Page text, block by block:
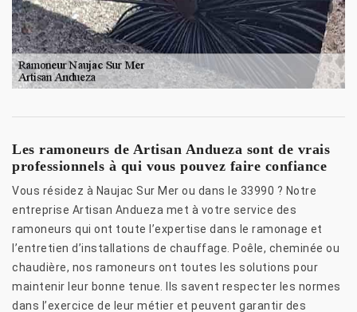
Les ramoneurs de Artisan Andueza sont de vrais
professionnels à qui vous pouvez faire confiance
Vous résidez à Naujac Sur Mer ou dans le 33990 ? Notre
entreprise Artisan Andueza met à votre service des
ramoneurs qui ont toute l’expertise dans le ramonage et
l’entretien d’installations de chauffage. Poêle, cheminée ou
chaudière, nos ramoneurs ont toutes les solutions pour
maintenir leur bonne tenue. Ils savent respecter les normes
dans l’exercice de leur métier et peuvent garantir des